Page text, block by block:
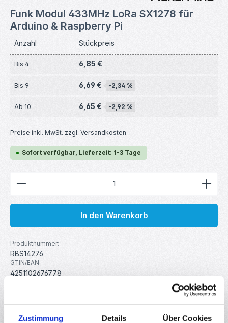
Zustimmung Details Über Cookies
Funk Modul 433MHz LoRa SX1278 für
Arduino & Raspberry Pi
Anzahl Stückpreis
Bis 4 6,85 €
Bis 9 6,69 € -2,34 %
Ab 10 6,65 € -2,92 %
Preise inkl. MwSt. zzgl. Versandkosten
Sofort verfügbar, Lieferzeit: 1-3 Tage
Produkt Anzahl: Gib den gewünschten Wert ein
In den Warenkorb
Produktnummer:
RBS14276
GTIN/EAN:
4251102676778